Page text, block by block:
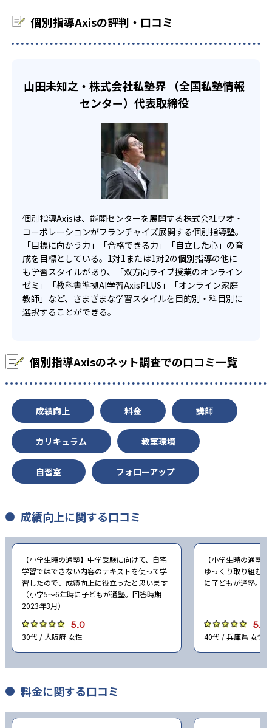
東京成徳大学中学校 -
東星学園中学校 - 桐朋女子中学校 -
-
多摩大学附属聖ヶ丘中学校 -
東京純心女子中学校 -
駒込中学校
目黒学院中学校 -
穎明館中学校 - 共栄学園中学校 -
桜丘中学校 - 順天中学校 -
城西大学附属城西中学校 -
椙山女学園中学校
金城学院中学校 -
海陽中等教育学校 -
名古屋女子大学中学校 -
聖霊中学校 - 大成中学校 -
名古屋国際中学校 - 高田中学校
暁中学校 - 海星中学校
四日市メリノール学院中学校 -
鈴鹿中学校 -
滋賀大学教育学部附属中学校 -
滋賀県立守山中学校
滋賀県立河瀬中学校
比叡山中学校 - 近江兄弟社中学校 -
個別指導Axisの評判・口コミ
山田未知之・株式会社私塾界 （全国私塾情報
センター）代表取締役
個別指導Axisは、能開センターを展開する株式会社ワオ・
コーポレーションがフランチャイズ展開する個別指導塾。
「目標に向かう力」「合格できる力」「自立した心」の育
成を目標としている。1対1または1対2の個別指導の他に
も学習スタイルがあり、「双方向ライブ授業のオンライン
ゼミ」「教科書準拠AI学習AxisPLUS」「オンライン家庭
教師」など、さまざまな学習スタイルを目的別・科目別に
選択することができる。
個別指導Axisのネット調査での口コミ一覧
成績向上 料金 講師
カリキュラム 教室環境
自習室 フォローアップ
成績向上に関する口コミ
【小学生時の通塾】中学受験に向けて、自宅
学習ではできない内容のテキストを使って学
習したので、成績向上に役立ったと思います
（小学5〜6年時に子どもが通塾。回答時期
2023年3月）
5.0
30代 / 大阪府 女性
【小学生時の通塾
ゆっくり取り組む
に子どもが通塾。
5.0
40代 / 兵庫県 女性
料金に関する口コミ